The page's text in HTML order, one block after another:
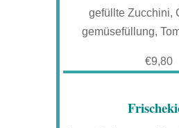
gefüllte Zucchini,
gemüsefüllung,
€9,80